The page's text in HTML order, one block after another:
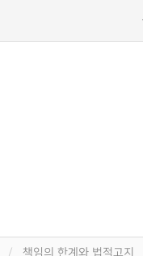
책임의 한계와 법적고지